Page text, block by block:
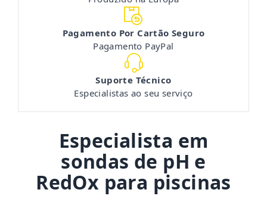
Pagamento Por Cartão Seguro
Pagamento PayPal
Suporte Técnico
Especialistas ao seu serviço
Especialista em
sondas de pH e
RedOx para piscinas